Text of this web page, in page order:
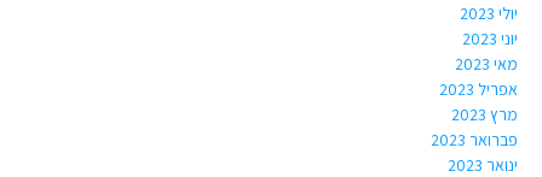
יולי 2023
יוני 2023
מאי 2023
אפריל 2023
מרץ 2023
פברואר 2023
ינואר 2023